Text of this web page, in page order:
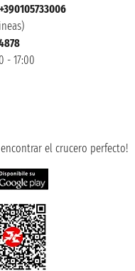
- 17:00
el crucero perfecto!